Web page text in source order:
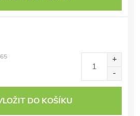
DO KOŠÍKU